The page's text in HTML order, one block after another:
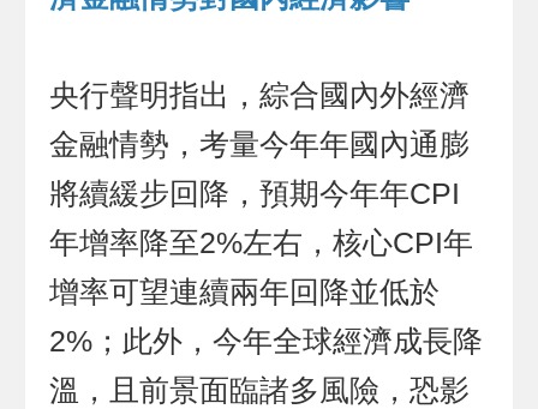
央行聲明指出，綜合國內外經濟
金融情勢，考量今年年國內通膨
將續緩步回降，預期今年年CPI
年增率降至2%左右，核心CPI年
增率可望連續兩年回降並低於
2%；此外，今年全球經濟成長降
溫，且前景面臨諸多風險，恐影